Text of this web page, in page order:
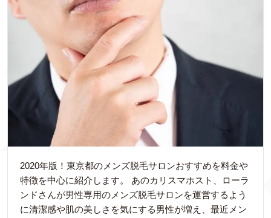
2020年版！東京都のメンズ脱毛サロンおすすめを料金や
特徴を中心に紹介します。 あのカリスマホスト、ローラ
ンドさんが男性専用のメンズ脱毛サロンを運営するよう
に清潔感や肌の美しさを気にする男性が増え、最近メン